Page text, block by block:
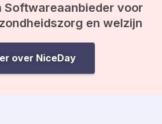
Softwareaanbieder voor
en welzijn
over NiceDay